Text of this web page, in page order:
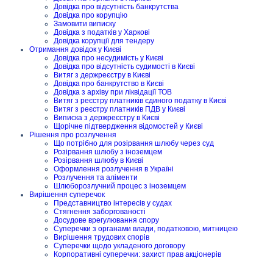
Довідка про відсутність банкрутства
Довідка про корупцію
Замовити виписку
Довідка з податків у Харкові
Довідка корупції для тендеру
Отримання довідок у Києві
Довідка про несудимість у Києві
Довідка про відсутність судимості в Києві
Витяг з держреєстру в Києві
Довідка про банкрутство в Києві
Довідка з архіву при ліквідації ТОВ
Витяг з реєстру платників єдиного податку в Києві
Витяг з реєстру платників ПДВ у Києві
Виписка з держреєстру в Києві
Щорічне підтвердження відомостей у Києві
Рішення про розлучення
Що потрібно для розірвання шлюбу через суд
Розірвання шлюбу з іноземцем
Розірвання шлюбу в Києві
Оформлення розлучення в Україні
Розлучення та аліменти
Шлюборозлучний процес з іноземцем
Вирішення суперечок
Представництво інтересів у судах
Стягнення заборгованості
Досудове врегулювання спору
Суперечки з органами влади, податковою, митницею
Вирішення трудових спорів
Суперечки щодо укладеного договору
Корпоративні суперечки: захист прав акціонерів